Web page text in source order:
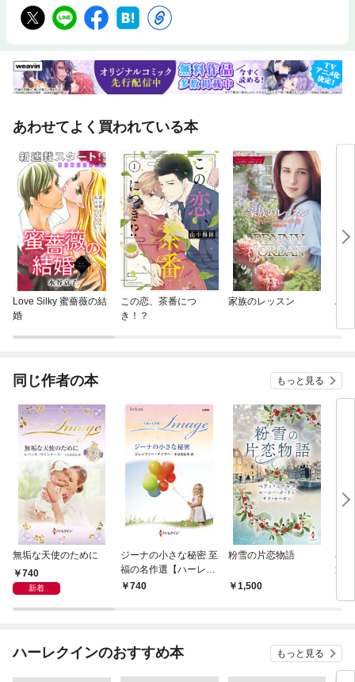
あわせてよく買われている本
Love Silky 蜜薔薇の結
婚
この恋、茶番につ
き！？
家族のレッスン
ハ
レ
同じ作者の本 もっと見る
無垢な天使のために
740
新着
ジーナの小さな秘密 至
福の名作選【ハーレク
イン・イマージュ版】
740
粉雪の片恋物語
1,500
小
選
ハーレクインのおすすめ本 もっと見る